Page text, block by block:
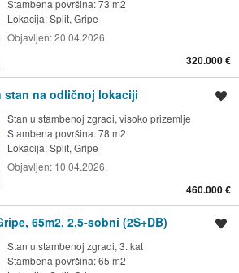
Stambena površina: 73 m2
Lokacija:Split, Gripe
Objavljen:20.04.2026.
320.000 €
stan na odličnoj lokaciji
Stan u stambenoj zgradi, visoko prizemlje
Stambena površina: 78 m2
Lokacija:Split, Gripe
Objavljen: 10.04.2026.
460.000 €
65m2, 2,5-sobni (2S+DB)
Stan u stambenoj zgradi, 3. kat
Stambena površina: 65 m2